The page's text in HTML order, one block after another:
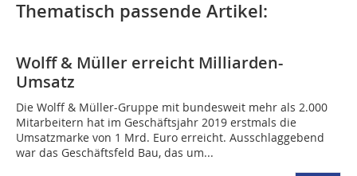
Thematisch passende Artikel:
Wolff & Müller erreicht Milliarden-
Umsatz
Die Wolff & Müller-Gruppe mit bundesweit mehr als 2.000
Mitarbeitern hat im Geschäftsjahr 2019 erstmals die
Umsatzmarke von 1 Mrd. Euro erreicht. Ausschlaggebend
war das Geschäftsfeld Bau, das um...